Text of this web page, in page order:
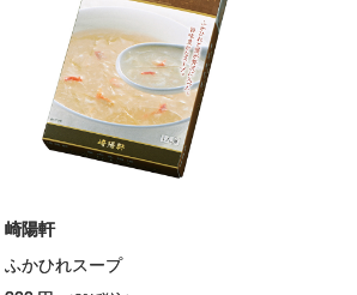
崎陽軒
ふかひれスープ